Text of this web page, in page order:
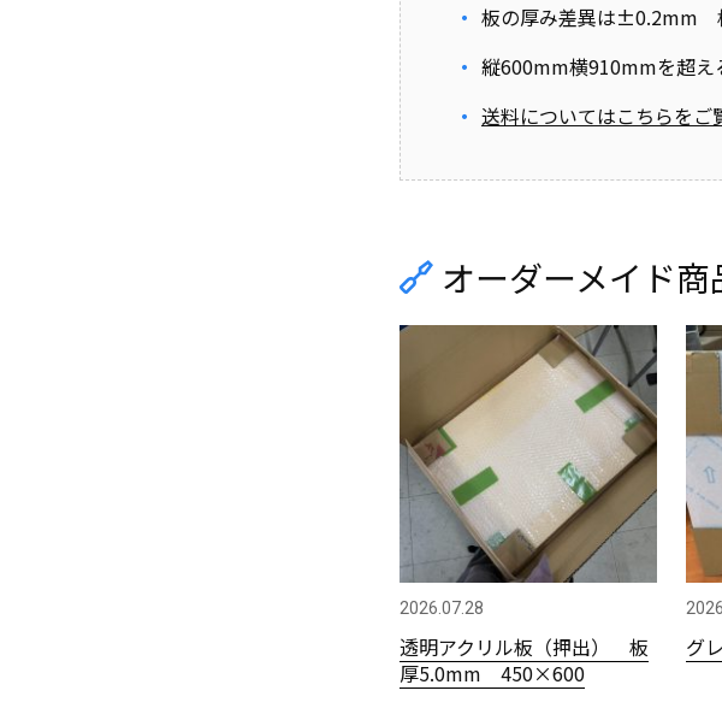
板の厚み差異は±0.2mm
縦600mm横910mmを超え
送料についてはこちらをご
オーダーメイド
2026.07.28
透明アクリル板（押出） 板
厚5.0mm 450×600
グ